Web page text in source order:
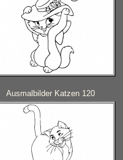
Ausmalbilder Katzen 120